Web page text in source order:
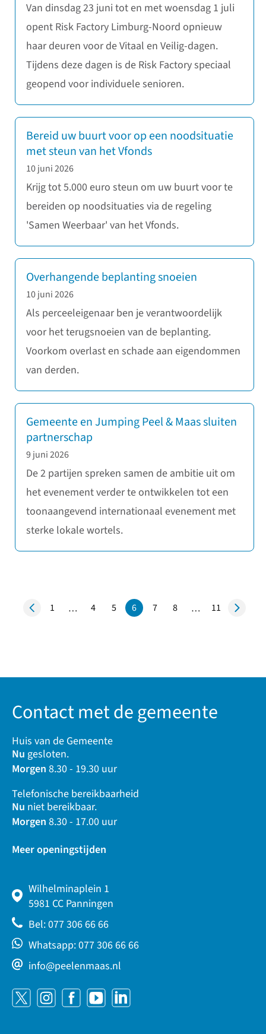
Van dinsdag 23 juni tot en met woensdag 1 juli
opent Risk Factory Limburg-Noord opnieuw
haar deuren voor de Vitaal en Veilig-dagen.
Tijdens deze dagen is de Risk Factory speciaal
geopend voor individuele senioren.
Bereid uw buurt voor op een noodsituatie
met steun van het Vfonds
10 juni 2026
Krijg tot 5.000 euro steun om uw buurt voor te
bereiden op noodsituaties via de regeling
'Samen Weerbaar' van het Vfonds.
Overhangende beplanting snoeien
10 juni 2026
Als perceeleigenaar ben je verantwoordelijk
voor het terugsnoeien van de beplanting.
Voorkom overlast en schade aan eigendommen
van derden.
Gemeente en Jumping Peel & Maas sluiten
partnerschap
9 juni 2026
De 2 partijen spreken samen de ambitie uit om
het evenement verder te ontwikkelen tot een
toonaangevend internationaal evenement met
sterke lokale wortels.
Pagina
1 …
Pagina
4
Pagina
5 6
Pagina
7
Pagina
8 …
Pagina
11
Contact met de gemeente
Huis van de Gemeente
Nu gesloten.
Morgen 8.30 - 19.30 uur
Telefonische bereikbaarheid
Nu niet bereikbaar.
Morgen 8.30 - 17.00 uur
Meer openingstijden
Wilhelminaplein 1
5981 CC Panningen
Bel: 077 306 66 66
Whatsapp: 077 306 66 66
info@peelenmaas.nl